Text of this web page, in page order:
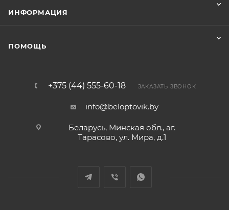
ИНФОРМАЦИЯ
ПОМОЩЬ
+375 (44) 555-60-18 ЗАКАЗАТЬ ЗВОНОК
info@beloptovik.by
Беларусь, Минская обл., аг.
Тарасово, ул. Мира, д.1